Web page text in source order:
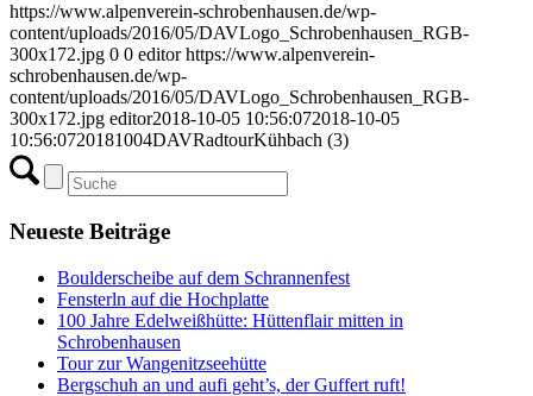
https://www.alpenverein-schrobenhausen.de/wp-
content/uploads/2016/05/DAVLogo_Schrobenhausen_RGB-
300x172.jpg 0 0 editor https://www.alpenverein-
schrobenhausen.de/wp-
content/uploads/2016/05/DAVLogo_Schrobenhausen_RGB-
300x172.jpg editor2018-10-05 10:56:072018-10-05
10:56:0720181004DAVRadtourKühbach (3)
Neueste Beiträge
Boulderscheibe auf dem Schrannenfest
Fensterln auf die Hochplatte
100 Jahre Edelweißhütte: Hüttenflair mitten in
Schrobenhausen
Tour zur Wangenitzseehütte
Bergschuh an und aufi geht’s, der Guffert ruft!